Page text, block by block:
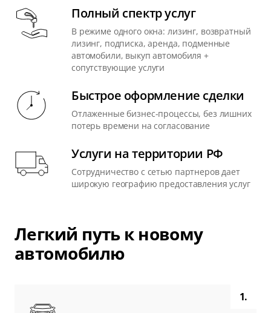
Полный спектр услуг
В режиме одного окна: лизинг, возвратный
лизинг, подписка, аренда, подменные
автомобили, выкуп автомобиля +
сопутствующие услуги
Быстрое оформление сделки
Отлаженные бизнес-процессы, без лишних
потерь времени на согласование
Услуги на территории РФ
Сотрудничество с сетью партнеров дает
широкую географию предоставления услуг
Легкий путь к новому
автомобилю
1.